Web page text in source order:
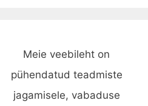
Meie veebileht on
pühendatud teadmiste
jagamisele, vabaduse